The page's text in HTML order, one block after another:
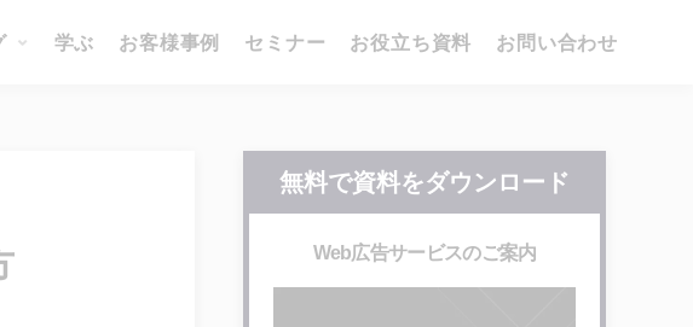
学ぶ お客様事例 セミナー お役立ち資料 お問い合わせ
無料で資料をダウンロード
Web広告サービスのご案内